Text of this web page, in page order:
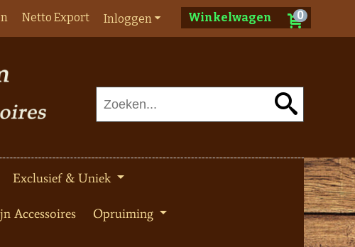
Winkelwagen 0
Inloggen
Netto Export
Exclusief & Uniek
Accessoires Opruiming